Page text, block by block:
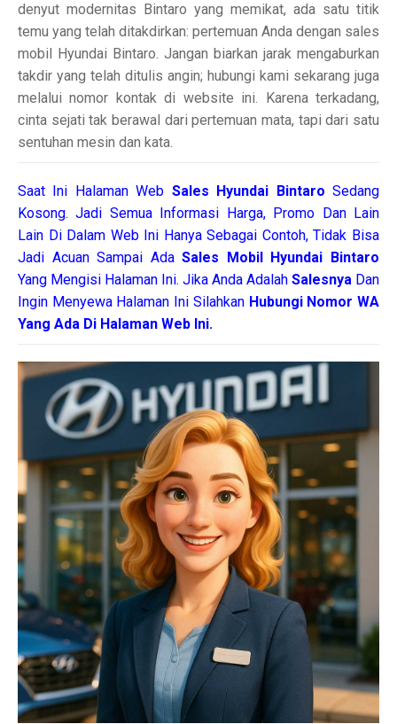
denyut modernitas Bintaro yang memikat, ada satu titik
temu yang telah ditakdirkan: pertemuan Anda dengan sales
mobil Hyundai Bintaro. Jangan biarkan jarak mengaburkan
takdir yang telah ditulis angin; hubungi kami sekarang juga
melalui nomor kontak di website ini. Karena terkadang,
cinta sejati tak berawal dari pertemuan mata, tapi dari satu
sentuhan mesin dan kata.
Saat Ini Halaman Web Sales Hyundai BintaroSedang
Kosong. Jadi Semua Informasi Harga, Promo Dan Lain
Lain Di Dalam Web Ini Hanya Sebagai Contoh, Tidak Bisa
Jadi Acuan Sampai AdaSales Mobil Hyundai Bintaro
Yang Mengisi Halaman Ini. Jika Anda Adalah Salesnya Dan
Ingin Menyewa Halaman Ini Silahkan Hubungi Nomor WA
Yang Ada Di Halaman Web Ini.